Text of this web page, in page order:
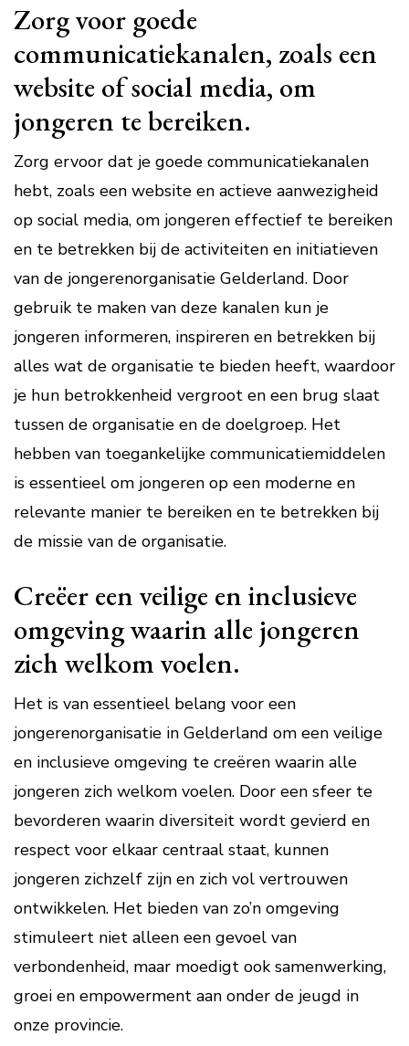
Zorg voor goede
communicatiekanalen, zoals een
website of social media, om
jongeren te bereiken.
Zorg ervoor dat je goede communicatiekanalen
hebt, zoals een website en actieve aanwezigheid
op social media, om jongeren effectief te bereiken
en te betrekken bij de activiteiten en initiatieven
van de jongerenorganisatie Gelderland. Door
gebruik te maken van deze kanalen kun je
jongeren informeren, inspireren en betrekken bij
alles wat de organisatie te bieden heeft, waardoor
je hun betrokkenheid vergroot en een brug slaat
tussen de organisatie en de doelgroep. Het
hebben van toegankelijke communicatiemiddelen
is essentieel om jongeren op een moderne en
relevante manier te bereiken en te betrekken bij
de missie van de organisatie.
Creëer een veilige en inclusieve
omgeving waarin alle jongeren
zich welkom voelen.
Het is van essentieel belang voor een
jongerenorganisatie in Gelderland om een veilige
en inclusieve omgeving te creëren waarin alle
jongeren zich welkom voelen. Door een sfeer te
bevorderen waarin diversiteit wordt gevierd en
respect voor elkaar centraal staat, kunnen
jongeren zichzelf zijn en zich vol vertrouwen
ontwikkelen. Het bieden van zo’n omgeving
stimuleert niet alleen een gevoel van
verbondenheid, maar moedigt ook samenwerking,
groei en empowerment aan onder de jeugd in
onze provincie.